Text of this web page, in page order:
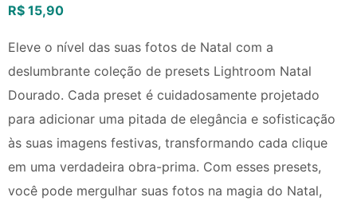
R$ 15,90
Eleve o nível das suas fotos de Natal com a
deslumbrante coleção de presets Lightroom Natal
Dourado. Cada preset é cuidadosamente projetado
para adicionar uma pitada de elegância e sofisticação
às suas imagens festivas, transformando cada clique
em uma verdadeira obra-prima. Com esses presets,
você pode mergulhar suas fotos na magia do Natal,